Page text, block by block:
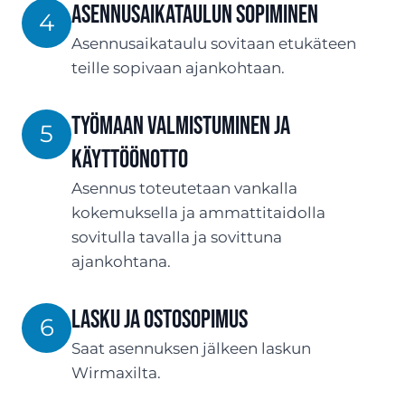
4 ASENNUSaikataulun sopiminen
Asennusaikataulu sovitaan etukäteen
teille sopivaan ajankohtaan.
5
Työmaan valmistuminen ja
käyttöönotto
Asennus toteutetaan vankalla
kokemuksella ja ammattitaidolla
sovitulla tavalla ja sovittuna
ajankohtana.
6 Lasku ja ostosopimus
Saat asennuksen jälkeen laskun
Wirmaxilta.